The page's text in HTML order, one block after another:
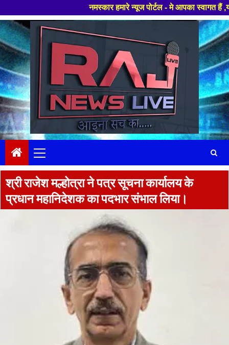
नमस्कार हमारे न्यूज पोर्टल - मे आपका स्वागत हैं ,यहाँ आपको
Skip
to
content
Menu
श्री राजेश मल्होत्रा ने पत्र सूचना कार्यालय के
प्रधान महानिदेशक का पदभार संभाल लिया।